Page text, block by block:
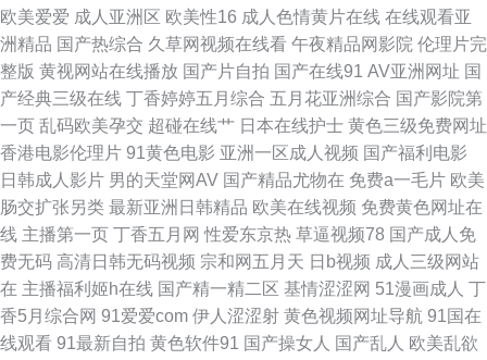
费视频 海角传媒AV 欧美妇岳淫伦视频 亚州日韩欧美 91在线资源视频 国产
AV色色 青青草导航 51国产视频 超碰日韩在线 久草加勒比 青青草视频污 性
爱AV性爱网 91一区二区 福利内射官网 老司机性爰视频 天天干天天爽 超碰
98 另类AV激情 五月婷婷色情 91网页在线版 东京热色影视 久热大香蕉 日韩
无码影城 91看片免费网站 成人自慰网站香蕉 欧美A片大香蕉 性综合网 操逼
av资源导航 九九久久香蕉草 日韩成人性交 伊人久久国产视频 av性爱片 国产
欧美爱爱 成人亚洲区 欧美性16 成人色情黄片在线 在线观看亚
洲精品 国产热综合 久草网视频在线看 午夜精品网影院 伦理片完
整版 黄视网站在线播放 国产片自拍 国产在线91 AV亚洲网址 国
产经典三级在线 丁香婷婷五月综合 五月花亚洲综合 国产影院第
一页 乱码欧美孕交 超碰在线艹 日本在线护士 黄色三级免费网址
香港电影伦理片 91黄色电影 亚洲一区成人视频 国产福利电影
日韩成人影片 男的天堂网AV 国产精品尤物在 免费a一毛片 欧美
肠交扩张另类 最新亚洲日韩精品 欧美在线视频 免费黄色网址在
线 主播第一页 丁香五月网 性爱东京热 草逼视频78 国产成人免
费无码 高清日韩无码视频 宗和网五月天 日b视频 成人三级网站
在 主播福利姬h在线 国产精一精二区 基情涩涩网 51漫画成人 丁
香5月综合网 91爱爱com 伊人涩涩射 黄色视频网址导航 91国在
线观看 91最新自拍 黄色软件91 国产操女人 国产乱人 欧美乱欲